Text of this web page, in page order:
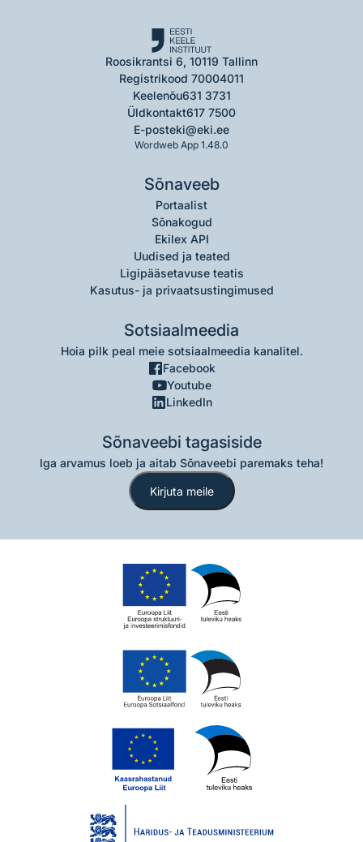
Roosikrantsi 6, 10119 Tallinn
Registrikood 70004011
Keelenõu631 3731
Üldkontakt617 7500
E-posteki@eki.ee
Wordweb App 1.48.0
Sõnaveeb
Portaalist
Sõnakogud
Ekilex API
Uudised ja teated
Ligipääsetavuse teatis
Kasutus- ja privaatsustingimused
Sotsiaalmeedia
Hoia pilk peal meie sotsiaalmeedia kanalitel.
Facebook
Youtube
LinkedIn
Sõnaveebi tagasiside
Iga arvamus loeb ja aitab Sõnaveebi paremaks teha!
Kirjuta meile